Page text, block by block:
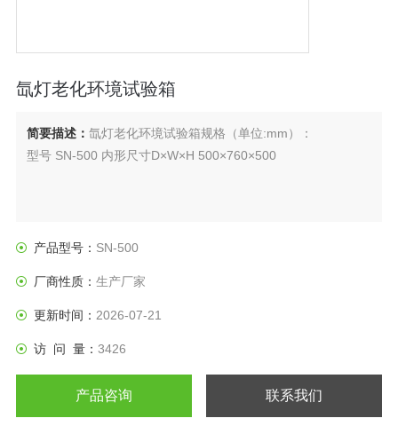
氙灯老化环境试验箱
简要描述： 氙灯老化环境试验箱规格（单位:mm）：
型号 SN-500 内形尺寸D×W×H 500×760×500
产品型号： SN-500
厂商性质： 生产厂家
更新时间： 2026-07-21
访 问 量： 3426
产品咨询 联系我们